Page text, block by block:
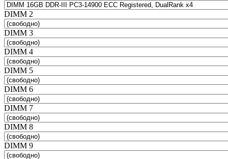
DIMM 2
DIMM 3
DIMM 4
DIMM 5
DIMM 6
DIMM 7
DIMM 8
DIMM 9